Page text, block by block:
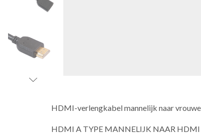
HDMI-verlengkabel mannelijk naar
HDMI A TYPE MANNELIJK NAAR HDMI